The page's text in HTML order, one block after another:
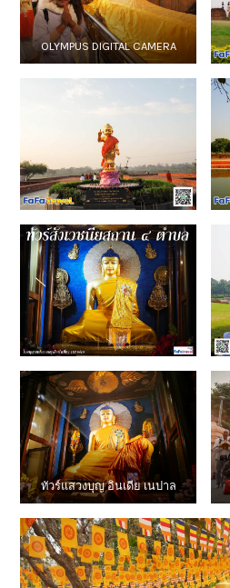
OLYMPUS DIGITAL CAMERA
ทัวร์แสวงบุญ อินเดีย เนปาล